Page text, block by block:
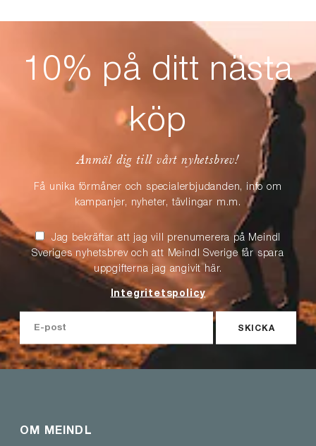
10% på ditt nästa
köp
Anmäl dig till vårt nyhetsbrev!
Få unika förmåner och specialerbjudanden, info om
kampanjer, nyheter, tävlingar m.m.
Jag bekräftar att jag vill prenumerera på Meindl
Sveriges nyhetsbrev och att Meindl Sverige får spara
uppgifterna jag angivit här.
Integritetspolicy
SKICKA
OM MEINDL